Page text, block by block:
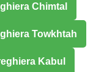
Chimtal
Towkhtah
Kabul